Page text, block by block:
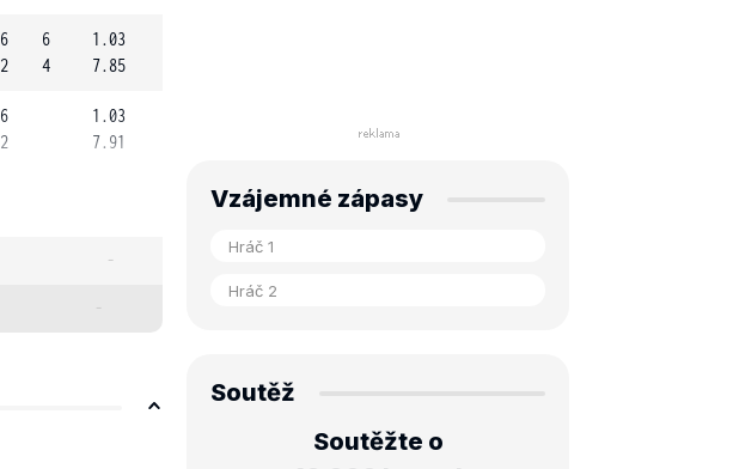
6
2
6
4
1.03
7.85
6
2
1.03
7.91
-
-
Vzájemné zápasy
Soutěž
Soutěžte o